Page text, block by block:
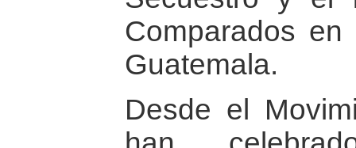
Comparados
Guatemala.
Desde el